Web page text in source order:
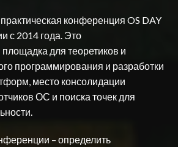
конференция OS DAY
с 2014 года. Это
для теоретиков и
программирования и разработки
место консолидации
ОС и поиска точек для
– определить